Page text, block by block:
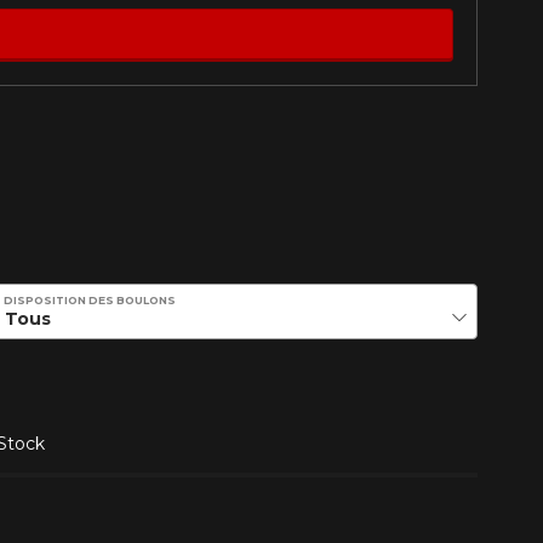
DISPOSITION DES BOULONS
disponible en ligne
pas à contacter notre